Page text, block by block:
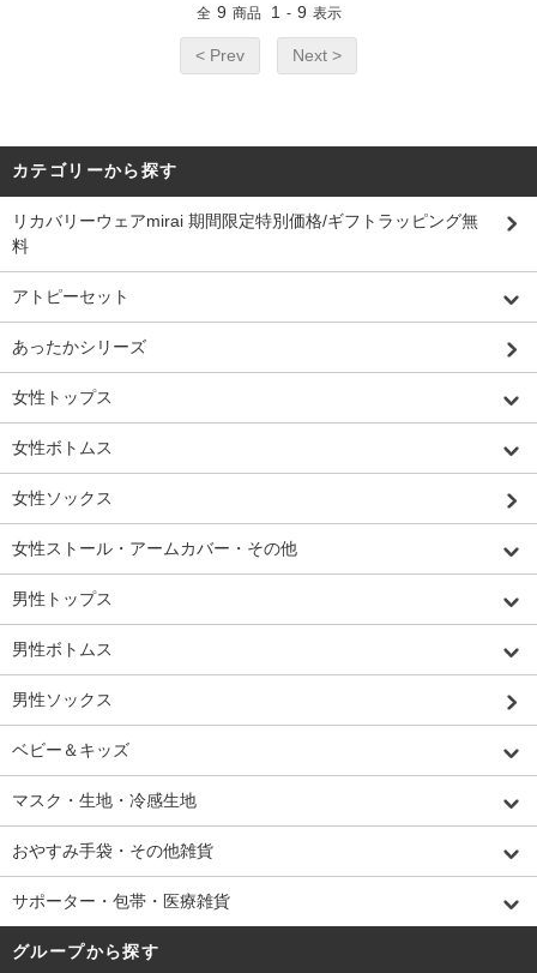
全 9 商品 1 - 9 表示
< Prev Next >
カテゴリーから探す
リカバリーウェアmirai 期間限定特別価格/ギフトラッピング無
料
アトピーセット
あったかシリーズ
女性トップス
女性ボトムス
女性ソックス
女性ストール・アームカバー・その他
男性トップス
男性ボトムス
男性ソックス
ベビー＆キッズ
マスク・生地・冷感生地
おやすみ手袋・その他雑貨
サポーター・包帯・医療雑貨
グループから探す